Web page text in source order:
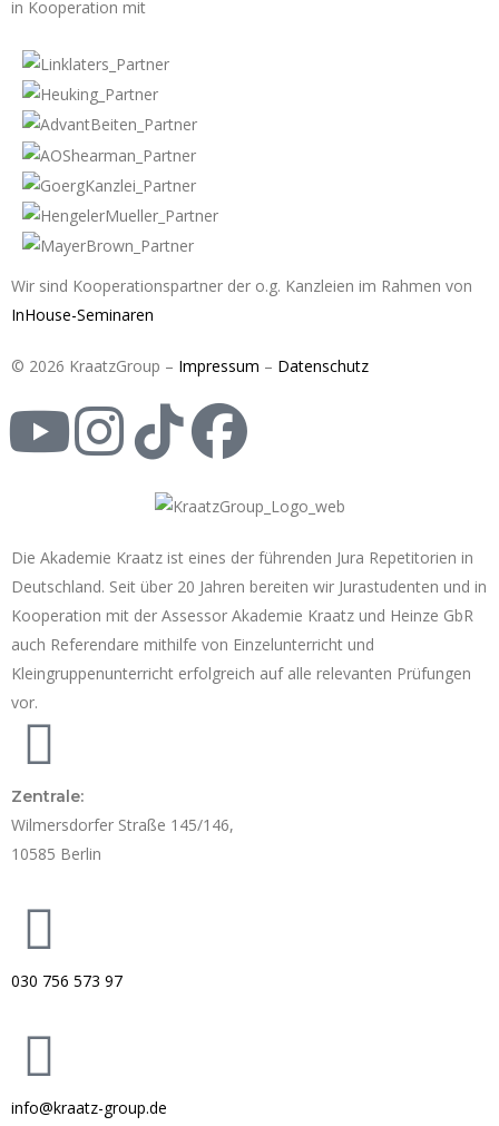
in Kooperation mit
Wir sind Kooperationspartner der o.g. Kanzleien im Rahmen von
InHouse-Seminaren
© 2026 KraatzGroup – Impressum – Datenschutz
Die Akademie Kraatz ist eines der führenden Jura Repetitorien in
Deutschland. Seit über 20 Jahren bereiten wir Jurastudenten und in
Kooperation mit der Assessor Akademie Kraatz und Heinze GbR
auch Referendare mithilfe von Einzelunterricht und
Kleingruppenunterricht erfolgreich auf alle relevanten Prüfungen
vor.
Zentrale:
Wilmersdorfer Straße 145/146,
10585 Berlin
030 756 573 97
info@kraatz-group.de